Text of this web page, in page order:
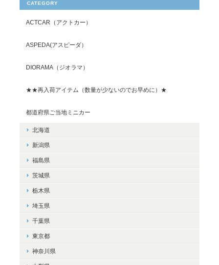
CATEGORY
ACTCAR（アクトカー）
ASPEDA(アスピーダ）
DIORAMA（ジオラマ）
★★再入荷アイテム（数量が少ないのでお早めに）★
都道府県ご当地ミニカー
北海道
新潟県
福島県
茨城県
栃木県
埼玉県
千葉県
東京都
神奈川県